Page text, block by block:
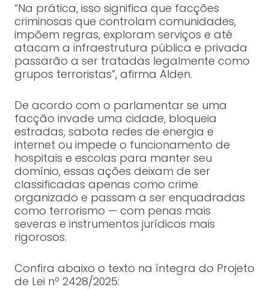
“Na prática, isso significa que facções
criminosas que controlam comunidades,
impõem regras, exploram serviços e até
atacam a infraestrutura pública e privada
passarão a ser tratadas legalmente como
grupos terroristas”, afirma Alden.
De acordo com o parlamentar se uma
facção invade uma cidade, bloqueia
estradas, sabota redes de energia e
internet ou impede o funcionamento de
hospitais e escolas para manter seu
domínio, essas ações deixam de ser
classificadas apenas como crime
organizado e passam a ser enquadradas
como terrorismo — com penas mais
severas e instrumentos jurídicos mais
rigorosos.
Confira abaixo o texto na íntegra do Projeto
de Lei nº 2428/2025: